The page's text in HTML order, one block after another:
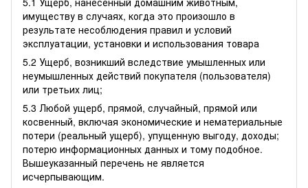
имуществу в случаях, когда это произошло в
результате несоблюдения правил и условий
эксплуатации, установки и использования товара
5.2 Ущерб, возникший вследствие умышленных или
неумышленных действий покупателя (пользователя)
или третьих лиц;
5.3 Любой ущерб, прямой, случайный, прямой или
косвенный, включая экономические и нематериальные
потери (реальный ущерб), упущенную выгоду, доходы;
потерю информационных данных и тому подобное.
Вышеуказанный перечень не является
исчерпывающим.